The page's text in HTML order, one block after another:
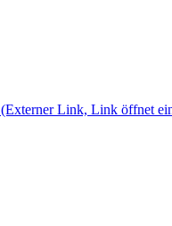
(Externer Link, Link öffnet